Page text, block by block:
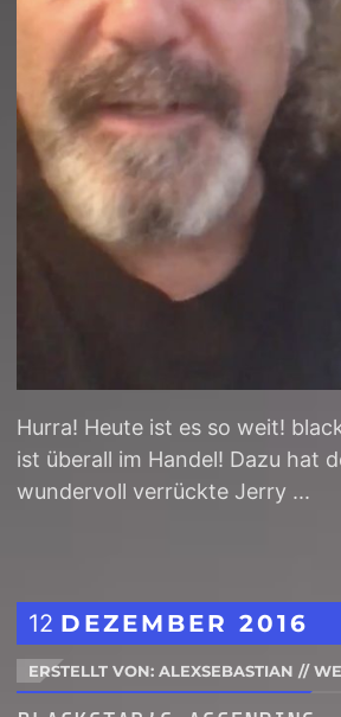
Hurra! Heute ist es so weit!
ist überall im Handel! Dazu hat
wundervoll verrückte Jerry ...
12 DEZEMBER2016
ERSTELLT VON: ALEXSEBASTIAN //